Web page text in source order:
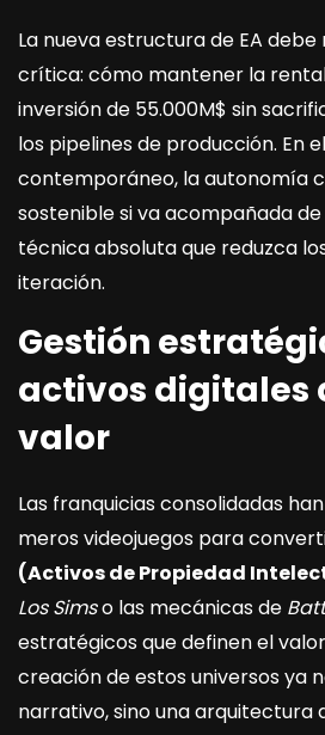
La nueva estructura de EA
crítica: cómo mantener la
inversión de 55.000M$ sin
los pipelines de producción. En
contemporáneo, la autonomía
sostenible si va acompañada
técnica absoluta que reduzca
iteración.
Gestión
activos digitales
valor
Las franquicias consolidadas
meros videojuegos para
(Activos de Propiedad
Los Simso las mecánicas de
estratégicos que definen el
creación de estos universos ya
narrativo, sino una arquitectura